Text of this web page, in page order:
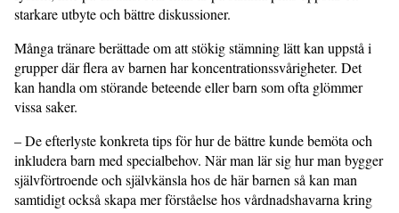
starkare utbyte och bättre diskussioner.
Många tränare berättade om att stökig stämning lätt kan uppstå i
grupper där flera av barnen har koncentrationssvårigheter. Det
kan handla om störande beteende eller barn som ofta glömmer
vissa saker.
– De efterlyste konkreta tips för hur de bättre kunde bemöta och
inkludera barn med specialbehov. När man lär sig hur man bygger
självförtroende och självkänsla hos de här barnen så kan man
samtidigt också skapa mer förståelse hos vårdnadshavarna kring